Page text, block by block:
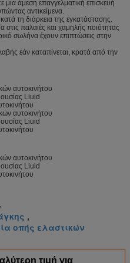
μια άμεση επαγγελματική επισκευή
αντικείμενα.
τη διάρκεια της εγκατάστασης.
παλαιές και χαμηλής ποιότητας
σωλήνα έχουν επιπτώσεις στην
εάν καταπίνεται, κρατά από την
,
,
οπής ελαστικών
τιμή για